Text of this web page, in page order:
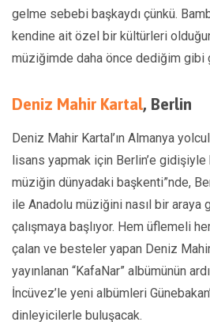
gelme sebebi başkaydı çünkü.
kendine ait özel bir kültürleri
müziğimde daha önce dediğim gibi
Deniz Mahir Kartal, Berlin
Deniz Mahir Kartal’ın Almanya
lisans yapmak için Berlin’e gidişiyle
müziğin dünyadaki başkenti”nde,
ile Anadolu müziğini nasıl bir araya
çalışmaya başlıyor. Hem üflemeli
çalan ve besteler yapan Deniz Mahir
yayınlanan “KafaNar” albümünün
İncüvez’le yeni albümleri
dinleyicilerle buluşacak.